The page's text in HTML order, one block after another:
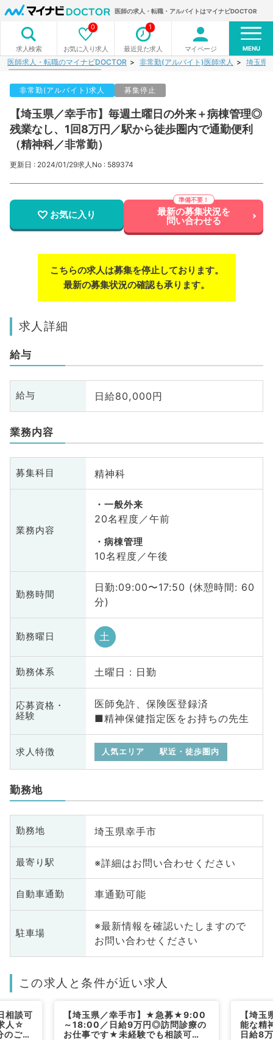
医師の求人・転職・アルバイトはマイナビDOCTOR
求人検索 お気に入り求人
0
最近見た求人
1
マイページ MENU
医師求人・転職のマイナビDOCTOR 非常勤(アルバイト)医師求人 埼玉県
非常勤(アルバイト)求人 募集停止
【埼玉県／幸手市】毎週土曜日の外来＋病棟管理◎
残業なし、1回8万円／駅から徒歩圏内で通勤便利
（精神科／非常勤）
更新日 : 2024/01/29求人No : 589374
お気に入り 最新の募集状況を
問い合わせる
こちらの求人は募集を停止しております。
最新の募集状況の確認も承ります。
求人詳細
給与
給与 日給80,000円
業務内容
募集科目 精神科
業務内容
一般外来
20名程度／午前
病棟管理
10名程度／午後
勤務時間
日勤:09:00〜17:50 (休憩時間: 60
分)
勤務曜日 土
勤務体系 土曜日 : 日勤
応募資格・
経験
医師免許、保険医登録済
■精神保健指定医をお持ちの先生
求人特徴 人気エリア 駅近・徒歩圏内
勤務地
勤務地 埼玉県幸手市
最寄り駅 ※詳細はお問い合わせください
自動車通勤 車通勤可能
駐車場
※最新情報を確認いたしますので
お問い合わせください
この求人と条件が近い求人
相談可
人☆
ご勤
【埼玉県／幸手市】★急募★9:00
～18:00／日給9万円◎訪問診療の
お仕事です★未経験でも相談可
【埼
能な精
日給8